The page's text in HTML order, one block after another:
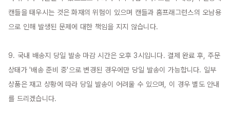
캔들을 태우시는 것은 화재의 위험이 있으며 캔들과 홈프래그런스의 오남용
으로 인해 발생된 문제에 대한 책임을 지지 않습니다.
9. 국내 배송지 당일 발송 마감 시간은 오후 3시입니다. 결제 완료 후, 주문
상태가 '배송 준비 중'으로 변경된 경우에만 당일 발송이 가능합니다. 일부
상품은 재고 상황에 따라 당일 발송이 어려울 수 있으며, 이 경우 별도 안내
를 드리겠습니다.